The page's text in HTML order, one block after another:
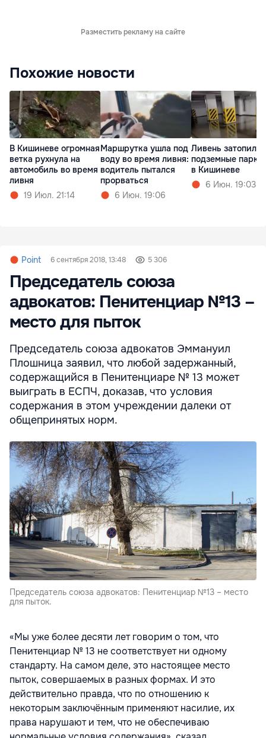
Разместить рекламу на сайте
Похожие новости
В Кишиневе огромная
ветка рухнула на
автомобиль во время
ливня
19 Июл. 21:14
Маршрутка ушла под
воду во время ливня:
водитель пытался
прорваться
6 Июн. 19:06
Ливень затопил
подземные
в Кишиневе
6 Июн. 19:03
Point 6 сентября 2018, 13:48 5 306
Председатель союза
адвокатов: Пенитенциар №13 –
место для пыток
Председатель союза адвокатов Эммануил
Плошница заявил, что любой задержанный,
содержащийся в Пенитенциаре № 13 может
выиграть в ЕСПЧ, доказав, что условия
содержания в этом учреждении далеки от
общепринятых норм.
Председатель союза адвокатов: Пенитенциар №13 – место
для пыток.
«Мы уже более десяти лет говорим о том, что
Пенитенциар № 13 не соответствует ни одному
стандарту. На самом деле, это настоящее место
пыток, совершаемых в разных формах. И это
действительно правда, что по отношению к
некоторым заключённым применяют насилие, их
права нарушают и тем, что не обеспечиваю